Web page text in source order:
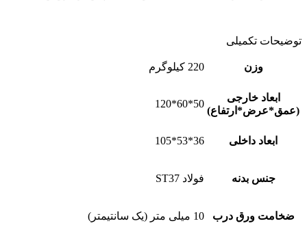
توضیحات تکمیلی
وزن 220 کیلوگرم
ابعاد خارجی
(عمق*عرض*ارتفاع)
50*60*120
ابعاد داخلی 36*53*105
جنس بدنه فولاد ST37
ضخامت ورق درب 10 میلی متر (یک سانتیمتر)